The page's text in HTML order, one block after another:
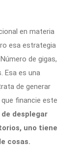
en materia
esa estrategia
de gigas,
Esa es una
de generar
financie este
desplegar
uno tiene
cosas.